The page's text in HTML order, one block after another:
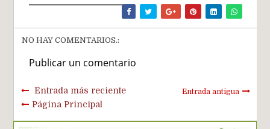
NO HAY COMENTARIOS.:
Publicar un comentario
Entrada más reciente Entrada antigua
Página Principal